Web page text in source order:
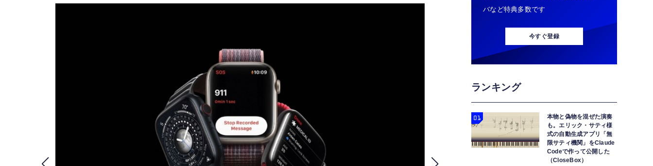
バなど特典多数です
今すぐ登録
ランキング
本物と偽物を混ぜた演奏
も。エリック・サティ様
式の自動生成アプリ「無
限サティ機関」をClaude
Codeで作って公開した
（CloseBox）